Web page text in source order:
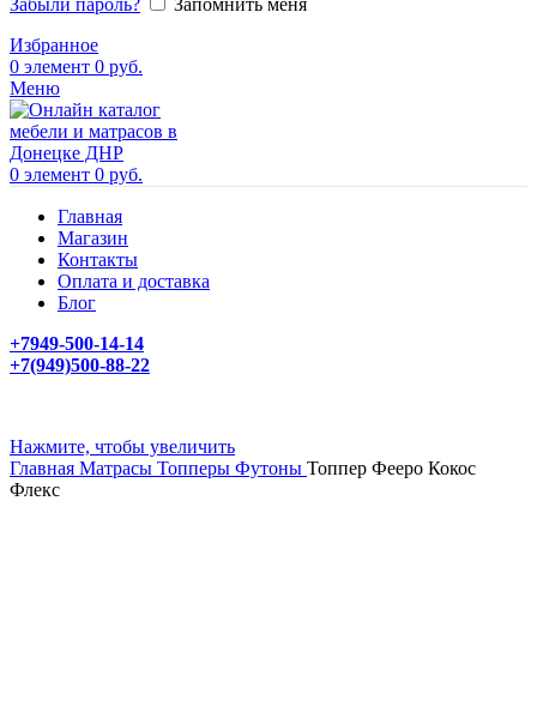
Забыли пароль?
Запомнить меня
Избранное
0 элемент 0 руб.
Меню
0 элемент 0 руб.
Главная
Магазин
Контакты
Оплата и доставка
Блог
+7949-500-14-14
+7(949)500-88-22
Нажмите, чтобы увеличить
Главная Матрасы Топперы Футоны Топпер Фееро Кокос
Флекс